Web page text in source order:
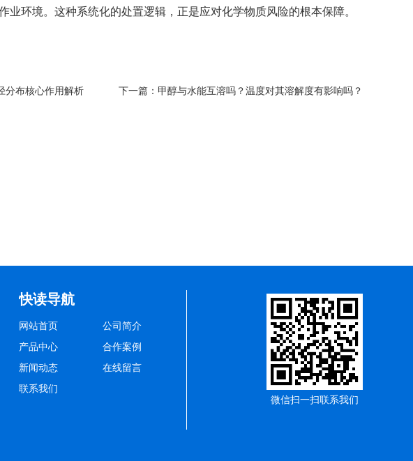
环境。这种系统化的处置逻辑，正是应对化学物质风险的根本保障。
分布核心作用解析 下一篇： 甲醇与水能互溶吗？温度对其溶解度有影响吗？
快读导航
网站首页
公司简介
产品中心
合作案例
新闻动态
在线留言
联系我们
微信扫一扫联系我们